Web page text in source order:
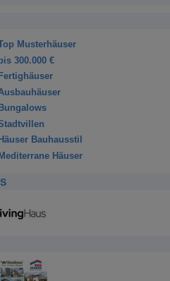
Musterhäuser
bis 300.000 €
Fertighäuser
Bungalows
Häuser Bauhausstil
Mediterrane Häuser